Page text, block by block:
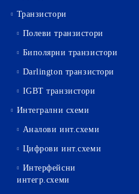
Транзистори
Полеви транзистори
Биполярни транзистори
Darlington транзистори
IGBT транзистори
Интегрални схеми
Аналови инт.схеми
Цифрови инт.схеми
Интерфейсни
интегр.схеми